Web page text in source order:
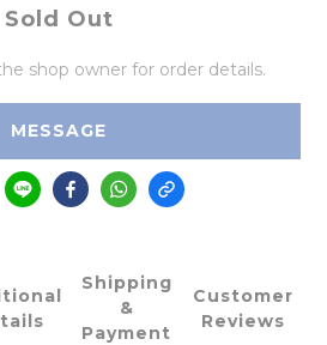
Sold Out
shop owner for order details.
MESSAGE
Shipping
&
Payment
Customer
Reviews